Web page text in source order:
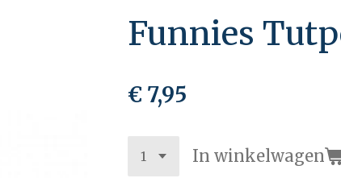
Funnies
€ 7,95
In winkelwagen